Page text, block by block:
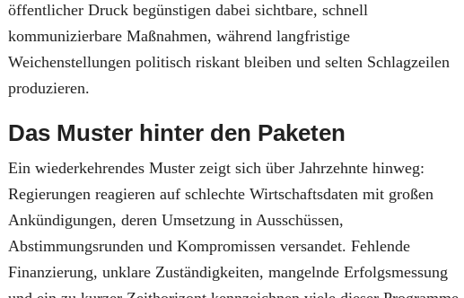
öffentlicher Druck begünstigen dabei sichtbare, schnell
kommunizierbare Maßnahmen, während langfristige
Weichenstellungen politisch riskant bleiben und selten Schlagzeilen
produzieren.
Das Muster hinter den Paketen
Ein wiederkehrendes Muster zeigt sich über Jahrzehnte hinweg:
Regierungen reagieren auf schlechte Wirtschaftsdaten mit großen
Ankündigungen, deren Umsetzung in Ausschüssen,
Abstimmungsrunden und Kompromissen versandet. Fehlende
Finanzierung, unklare Zuständigkeiten, mangelnde Erfolgsmessung